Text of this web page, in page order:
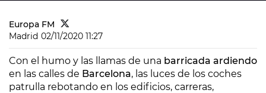
Europa FM
Madrid 02/11/2020 11:27
Con el humo y las llamas de una barricada ardiendo
en las calles de Barcelona, las luces de los coches
patrulla rebotando en los edificios, carreras,